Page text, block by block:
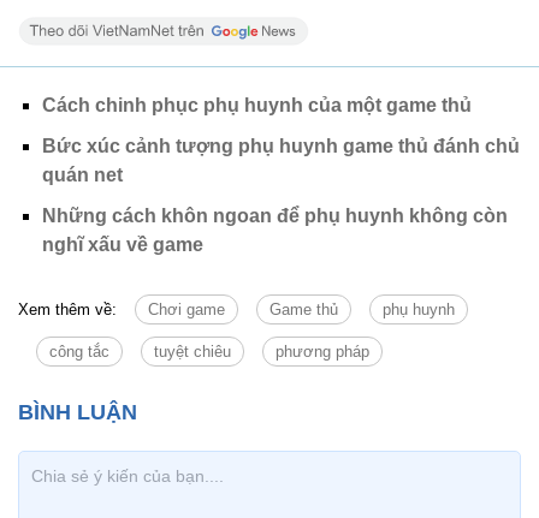
Cách chinh phục phụ huynh của một game thủ
Bức xúc cảnh tượng phụ huynh game thủ đánh chủ
quán net
Những cách khôn ngoan để phụ huynh không còn
nghĩ xấu về game
Xem thêm về: Chơi game Game thủ phụ huynh
công tắc tuyệt chiêu phương pháp